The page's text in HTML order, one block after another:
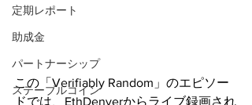
定期レポート
助成金
パートナーシップ
ステーブルコイン
この「Verifiably Random」のエピソー
ドでは、EthDenverからライブ録画され